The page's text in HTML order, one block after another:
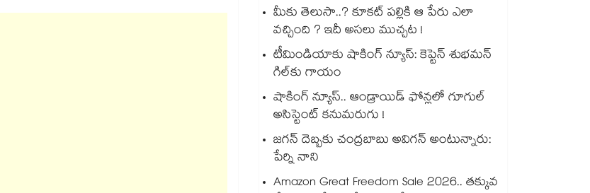
మీకు తెలుసా..? కూకట్ పల్లికి ఆ పేరు ఎలా
వచ్చింది ? ఇదీ అసలు ముచ్చట !
టీమిండియాకు షాకింగ్ న్యూస్: కెప్టెన్ శుభమన్
గిల్‎కు గాయం
షాకింగ్ న్యూస్.. ఆండ్రాయిడ్ ఫోన్లలో గూగుల్
అసిస్టెంట్ కనుమరుగు !
జగన్ దెబ్బకు చంద్రబాబు అవిగన్ అంటున్నారు:
పేర్ని నాని
Amazon Great Freedom Sale 2026.. తక్కువ